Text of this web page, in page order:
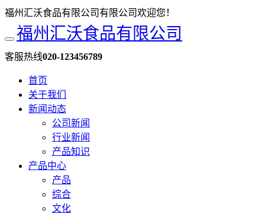
福州汇沃食品有限公司有限公司欢迎您！
福州汇沃食品有限公司
客服热线020-123456789
首页
关于我们
新闻动态
公司新闻
行业新闻
产品知识
产品中心
产品
综合
文化